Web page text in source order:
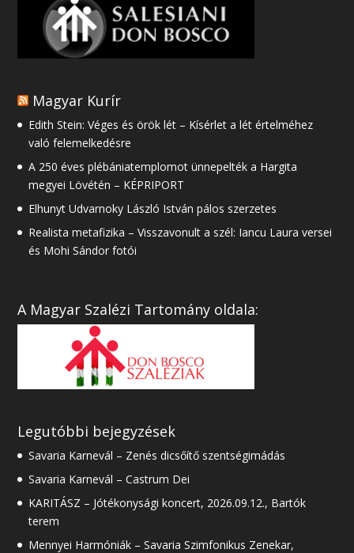
Magyar Kurír
Edith Stein: Véges és örök lét – Kísérlet a lét értelméhez
való felemelkedésre
A 250 éves plébániatemplomot ünnepelték a Hargita
megyei Lövétén – KÉPRIPORT
Elhunyt Udvarnoky László István pálos szerzetes
Realista metafizika – Visszavonult a szél: Iancu Laura versei
és Mohi Sándor fotói
A Magyar Szalézi Tartomány oldala:
Legutóbbi bejegyzések
Savaria Karnevál – Zenés dicsőítő szentségimádás
Savaria Karnevál – Castrum Dei
KARITÁSZ – Jótékonysági koncert, 2026.09.12., Bartók
terem
Mennyei Harmóniák – Savaria Szimfonikus Zenekar,